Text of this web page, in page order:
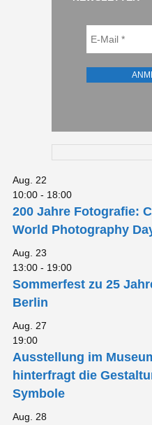
Aug. 22
10:00 - 18:00
200 Jahre Fotografie:
World Photography
Aug. 23
13:00 - 19:00
Sommerfest zu 25
Berlin
Aug. 27
19:00
Ausstellung im
hinterfragt die
Symbole
Aug. 28